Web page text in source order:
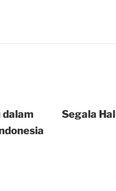
dalam
Segala